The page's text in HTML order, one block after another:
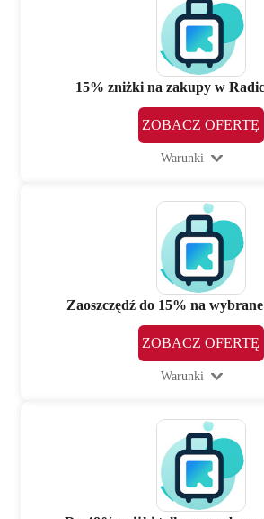
15% zniżki na zakupy w
ZOBACZ OFERTĘ
Warunki
Zaoszczędź do 15% na
ZOBACZ OFERTĘ
Warunki